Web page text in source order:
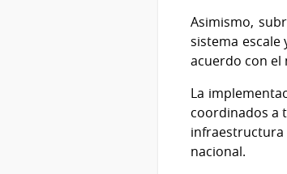
Asimismo,
sistema
acuerdo con el
La
coordinados a
nacional.